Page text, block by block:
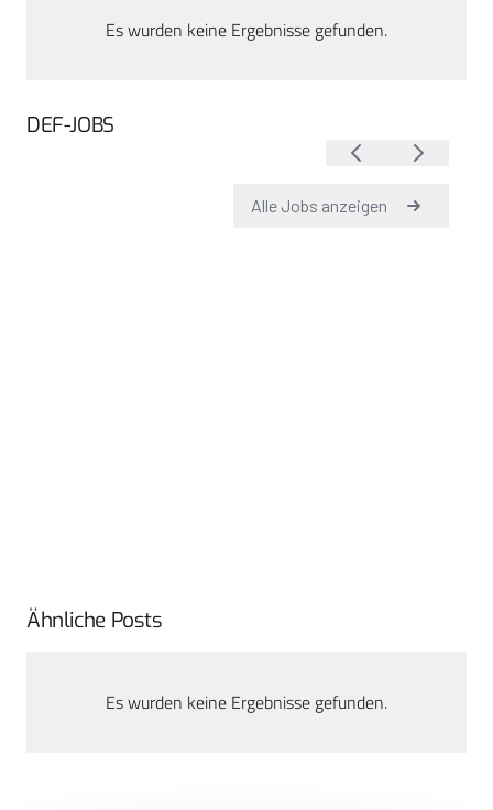
Es wurden keine Ergebnisse gefunden.
DEF-JOBS
Ähnliche Posts
Es wurden keine Ergebnisse gefunden.